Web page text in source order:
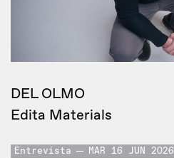
DEL OLMO
Edita Materials
Entrevista MAR 16 JUN 2026